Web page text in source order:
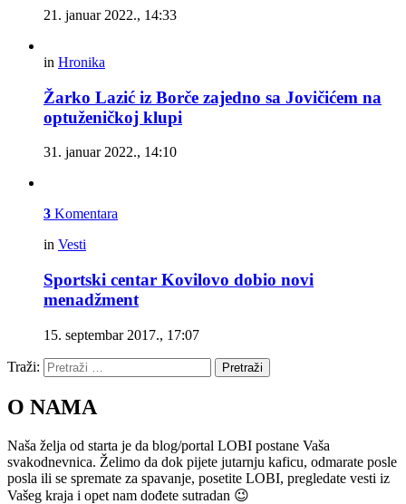
21. januar 2022., 14:33
in Hronika
Žarko Lazić iz Borče zajedno sa Jovičićem na
optuženičkoj klupi
31. januar 2022., 14:10
3 Komentara
in Vesti
Sportski centar Kovilovo dobio novi
menadžment
15. septembar 2017., 17:07
Traži: Pretraži
O NAMA
Naša želja od starta je da blog/portal LOBI postane Vaša
svakodnevnica. Želimo da dok pijete jutarnju kaficu, odmarate posle
posla ili se spremate za spavanje, posetite LOBI, pregledate vesti iz
Vašeg kraja i opet nam dođete sutradan 😉